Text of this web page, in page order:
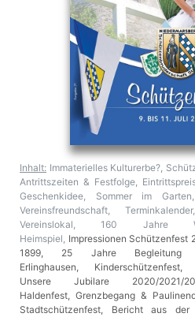
Inhalt: Immaterielles Kulturerbe?,
Antrittszeiten & Festfolge,
Geschenkidee, Sommer im
Vereinsfreundschaft,
Vereinslokal, 160 Jahre
Heimspiel, Impressionen Schützenfest
1899, 25 Jahre Begleitung
Erlinghausen, Kinderschützenfest,
Unsere Jubilare 2020/2021/
Haldenfest, Grenzbegang &
Stadtschützenfest, Bericht aus der